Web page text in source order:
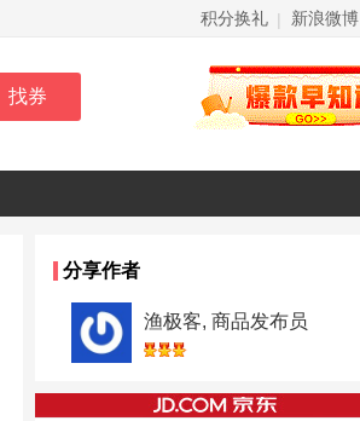
积分换礼 | 新浪微博
分享作者
渔极客, 商品发布员